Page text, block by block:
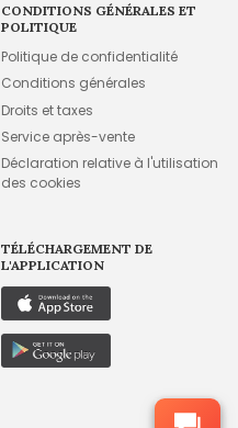
CONDITIONS GÉNÉRALES ET
POLITIQUE
Politique de confidentialité
Conditions générales
Droits et taxes
Service après-vente
Déclaration relative à l'utilisation
des cookies
TÉLÉCHARGEMENT DE
L'APPLICATION